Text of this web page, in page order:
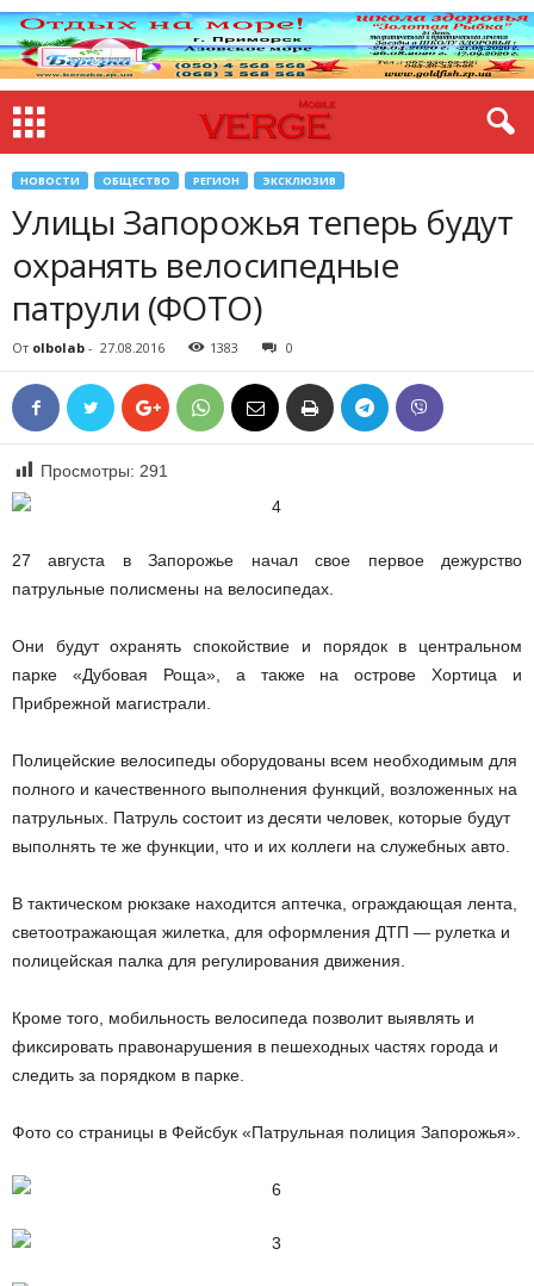
НОВОСТИ ОБЩЕСТВО РЕГИОН ЭКСКЛЮЗИВ
Улицы Запорожья теперь будут
охранять велосипедные
патрули (ФОТО)
От olbolab - 27.08.2016 1383 0
Просмотры: 291
27 августа в Запорожье начал свое первое дежурство
патрульные полисмены на велосипедах.
Они будут охранять спокойствие и порядок в центральном
парке «Дубовая Роща», а также на острове Хортица и
Прибрежной магистрали.
Полицейские велосипеды оборудованы всем необходимым для
полного и качественного выполнения функций, возложенных на
патрульных. Патруль состоит из десяти человек, которые будут
выполнять те же функции, что и их коллеги на служебных авто.
В тактическом рюкзаке находится аптечка, ограждающая лента,
светоотражающая жилетка, для оформления ДТП — рулетка и
полицейская палка для регулирования движения.
Кроме того, мобильность велосипеда позволит выявлять и
фиксировать правонарушения в пешеходных частях города и
следить за порядком в парке.
Фото со страницы в Фейсбук «Патрульная полиция Запорожья».